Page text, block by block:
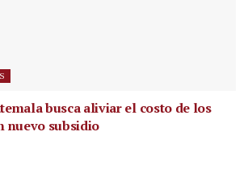
busca aliviar el costo de los
nuevo subsidio